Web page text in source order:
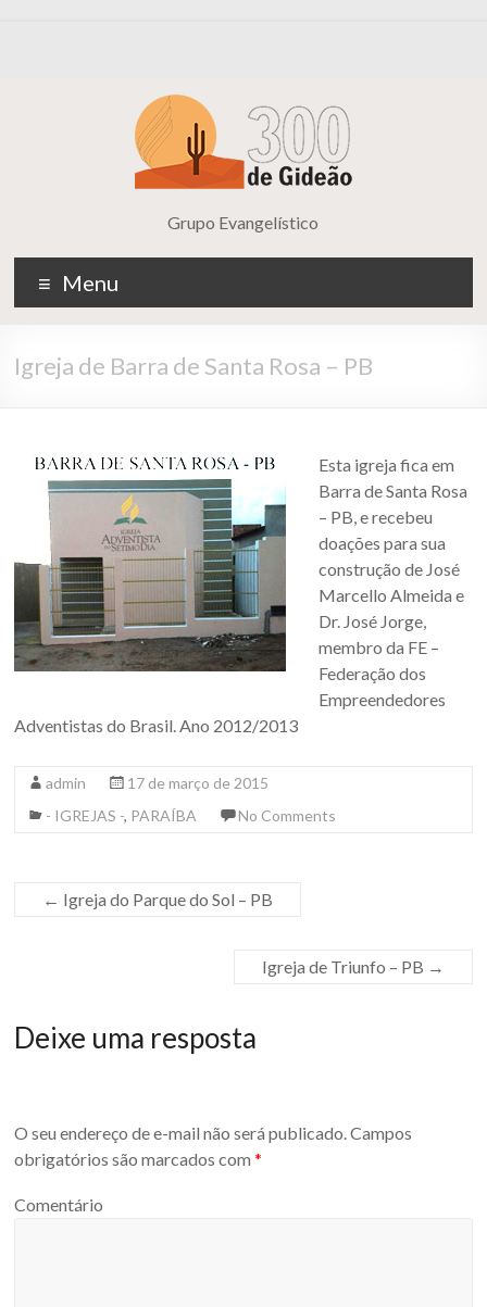
Grupo Evangelístico
Menu
Igreja de Barra de Santa Rosa – PB
Esta igreja fica em
Barra de Santa Rosa
– PB, e recebeu
doações para sua
construção de José
Marcello Almeida e
Dr. José Jorge,
membro da FE –
Federação dos
Empreendedores
Adventistas do Brasil. Ano 2012/2013
admin
17 de março de 2015
- IGREJAS -, PARAÍBA No Comments
← Igreja do Parque do Sol – PB
Igreja de Triunfo – PB →
Deixe uma resposta
O seu endereço de e-mail não será publicado.Campos
obrigatórios são marcados com*
Comentário